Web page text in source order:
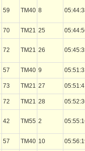
59 TM40 8
70 TM21 25
72 TM21 26
57 TM40 9
73 TM21 27
72 TM21 28
42 TM55 2
57 TM40 10